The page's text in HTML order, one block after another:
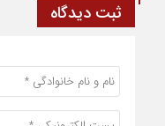
ثبت دیدگاه